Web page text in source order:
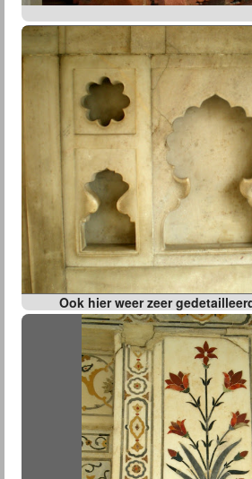
Ook hier weer zeer